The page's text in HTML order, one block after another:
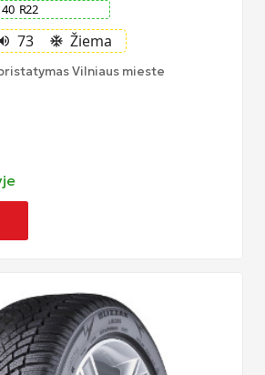
40 R22
73 ac_unit Žiema
Vilniaus mieste